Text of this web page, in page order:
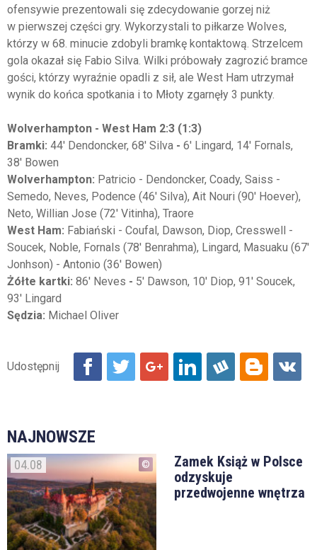
ofensywie prezentowali się zdecydowanie gorzej niż
w pierwszej części gry. Wykorzystali to piłkarze Wolves,
którzy w 68. minucie zdobyli bramkę kontaktową. Strzelcem
gola okazał się Fabio Silva. Wilki próbowały zagrozić bramce
gości, którzy wyraźnie opadli z sił, ale West Ham utrzymał
wynik do końca spotkania i to Młoty zgarnęły 3 punkty.
Wolverhampton - West Ham 2:3 (1:3)
Bramki: 44' Dendoncker, 68' Silva - 6' Lingard, 14' Fornals,
38' Bowen
Wolverhampton: Patricio - Dendoncker, Coady, Saiss -
Semedo, Neves, Podence (46' Silva), Ait Nouri (90' Hoever),
Neto, Willian Jose (72' Vitinha), Traore
West Ham: Fabiański - Coufal, Dawson, Diop, Cresswell -
Soucek, Noble, Fornals (78' Benrahma), Lingard, Masuaku (67'
Jonhson) - Antonio (36' Bowen)
Żółte kartki: 86' Neves - 5' Dawson, 10' Diop, 91' Soucek,
93' Lingard
Sędzia: Michael Oliver
NAJNOWSZE
04.08
Zamek Książ w Polsce
odzyskuje
przedwojenne wnętrza